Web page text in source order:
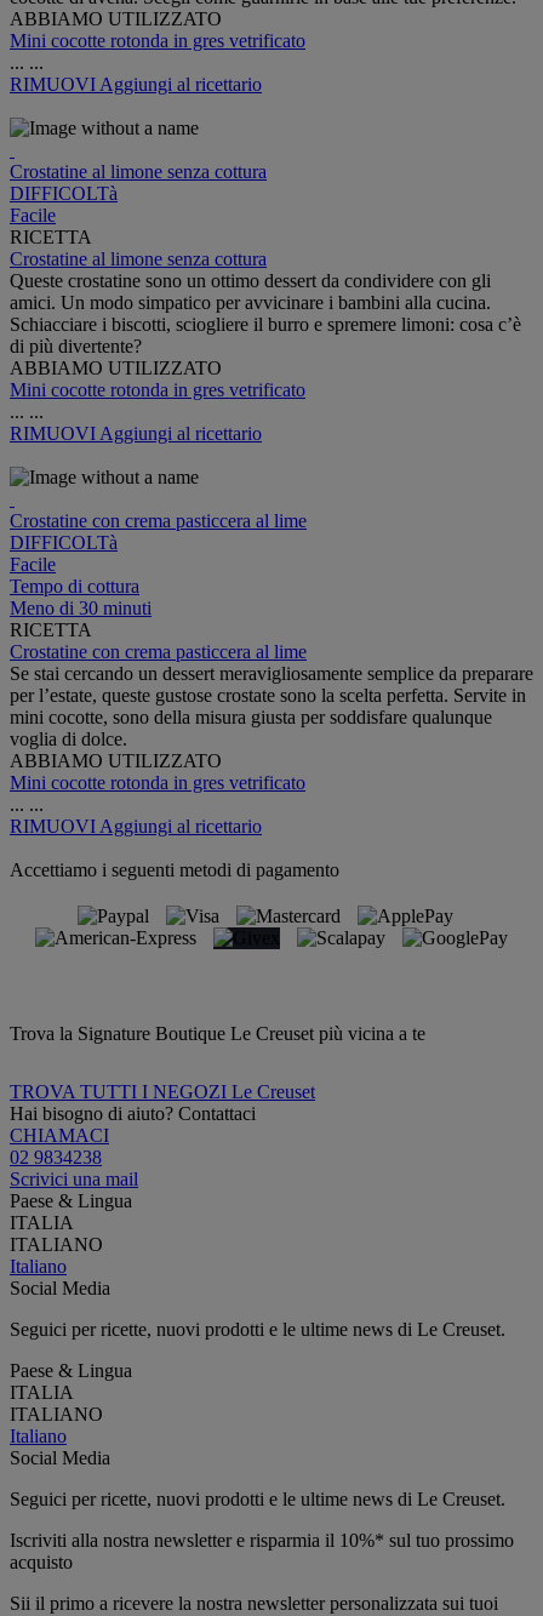
ABBIAMO UTILIZZATO
Mini cocotte rotonda in gres vetrificato
... ...
RIMUOVI Aggiungi al ricettario
Crostatine al limone senza cottura
DIFFICOLTà
Facile
RICETTA
Crostatine al limone senza cottura
Queste crostatine sono un ottimo dessert da condividere con gli
amici. Un modo simpatico per avvicinare i bambini alla cucina.
Schiacciare i biscotti, sciogliere il burro e spremere limoni: cosa c’è
di più divertente?
ABBIAMO UTILIZZATO
Mini cocotte rotonda in gres vetrificato
... ...
RIMUOVI Aggiungi al ricettario
Crostatine con crema pasticcera al lime
DIFFICOLTà
Facile
Tempo di cottura
Meno di 30 minuti
RICETTA
Crostatine con crema pasticcera al lime
Se stai cercando un dessert meravigliosamente semplice da preparare
per l’estate, queste gustose crostate sono la scelta perfetta. Servite in
mini cocotte, sono della misura giusta per soddisfare qualunque
voglia di dolce.
ABBIAMO UTILIZZATO
Mini cocotte rotonda in gres vetrificato
... ...
RIMUOVI Aggiungi al ricettario
Accettiamo i seguenti metodi di pagamento
Trova la Signature Boutique Le Creuset più vicina a te
TROVA TUTTI I NEGOZI Le Creuset
Hai bisogno di aiuto? Contattaci
CHIAMACI
02 9834238
Scrivici una mail
Paese & Lingua
ITALIA
ITALIANO
Italiano
Social Media
Seguici per ricette, nuovi prodotti e le ultime news di Le Creuset.
Paese & Lingua
ITALIA
ITALIANO
Italiano
Social Media
Seguici per ricette, nuovi prodotti e le ultime news di Le Creuset.
Iscriviti alla nostra newsletter e risparmia il 10%* sul tuo prossimo
acquisto
Sii il primo a ricevere la nostra newsletter personalizzata sui tuoi